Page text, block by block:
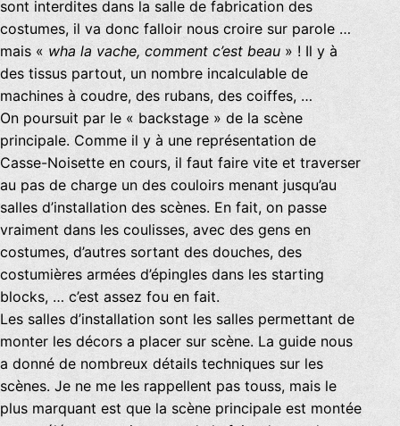
sont interdites dans la salle de fabrication des
costumes, il va donc falloir nous croire sur parole …
mais « wha la vache, comment c’est beau » ! Il y à
des tissus partout, un nombre incalculable de
machines à coudre, des rubans, des coiffes, …
On poursuit par le « backstage » de la scène
principale. Comme il y à une représentation de
Casse-Noisette en cours, il faut faire vite et traverser
au pas de charge un des couloirs menant jusqu’au
salles d’installation des scènes. En fait, on passe
vraiment dans les coulisses, avec des gens en
costumes, d’autres sortant des douches, des
costumières armées d’épingles dans les starting
blocks, … c’est assez fou en fait.
Les salles d’installation sont les salles permettant de
monter les décors a placer sur scène. La guide nous
a donné de nombreux détails techniques sur les
scènes. Je ne me les rappellent pas touss, mais le
plus marquant est que la scène principale est montée